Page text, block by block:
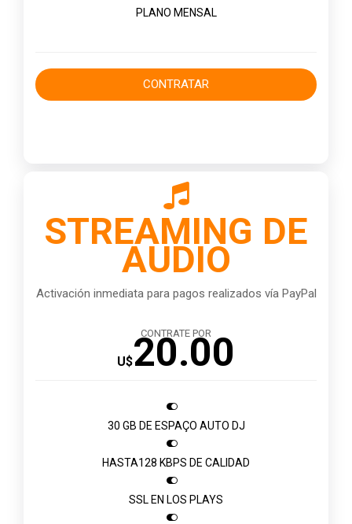
PLANO MENSAL
CONTRATAR

STREAMING DE
AUDIO
Activación inmediata para pagos realizados vía PayPal
CONTRATE POR
U$20.00

30 GB DE ESPAÇO AUTO DJ

HASTA128 KBPS DE CALIDAD

SSL EN LOS PLAYS
